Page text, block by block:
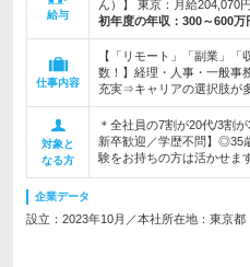
給与
ん）】 東京：月給204,070
初年度の年収： 300～600万
仕事内容
【「リモート」「副業」
数！】経理・人事・一般事
充実⇒キャリアの選択肢が
対象と
なる方
＊全社員の7割が20代/3割
新卒歓迎／学歴不問】
験をお持ちの方は活かせま
企業データ
設立：2023年10月／本社所在地：東京都